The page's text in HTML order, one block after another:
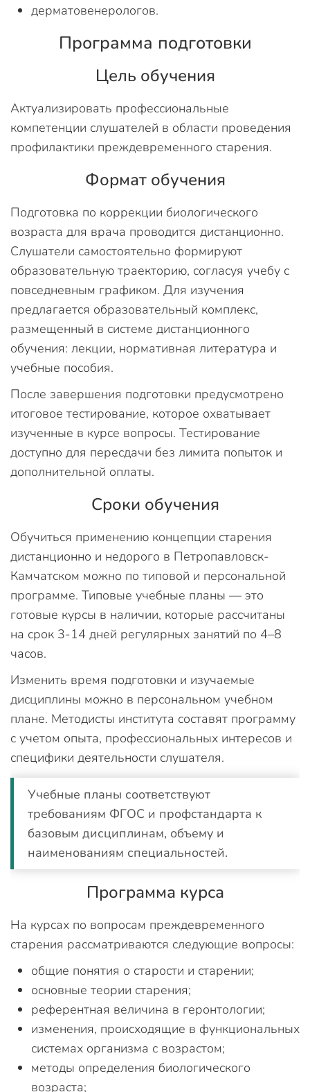
дерматовенерологов.
Программа подготовки
Цель обучения
Актуализировать профессиональные
компетенции слушателей в области проведения
профилактики преждевременного старения.
Формат обучения
Подготовка по коррекции биологического
возраста для врача проводится дистанционно.
Слушатели самостоятельно формируют
образовательную траекторию, согласуя учебу с
повседневным графиком. Для изучения
предлагается образовательный комплекс,
размещенный в системе дистанционного
обучения: лекции, нормативная литература и
учебные пособия.
После завершения подготовки предусмотрено
итоговое тестирование, которое охватывает
изученные в курсе вопросы. Тестирование
доступно для пересдачи без лимита попыток и
дополнительной оплаты.
Сроки обучения
Обучиться применению концепции старения
дистанционно и недорого в Петропавловск-
Камчатском можно по типовой и персональной
программе. Типовые учебные планы — это
готовые курсы в наличии, которые рассчитаны
на срок 3-14 дней регулярных занятий по 4–8
часов.
Изменить время подготовки и изучаемые
дисциплины можно в персональном учебном
плане. Методисты института составят программу
с учетом опыта, профессиональных интересов и
специфики деятельности слушателя.
Учебные планы соответствуют
требованиям ФГОС и профстандарта к
базовым дисциплинам, объему и
наименованиям специальностей.
Программа курса
На курсах по вопросам преждевременного
старения рассматриваются следующие вопросы:
общие понятия о старости и старении;
основные теории старения;
референтная величина в геронтологии;
изменения, происходящие в функциональных
системах организма с возрастом;
методы определения биологического
возраста;